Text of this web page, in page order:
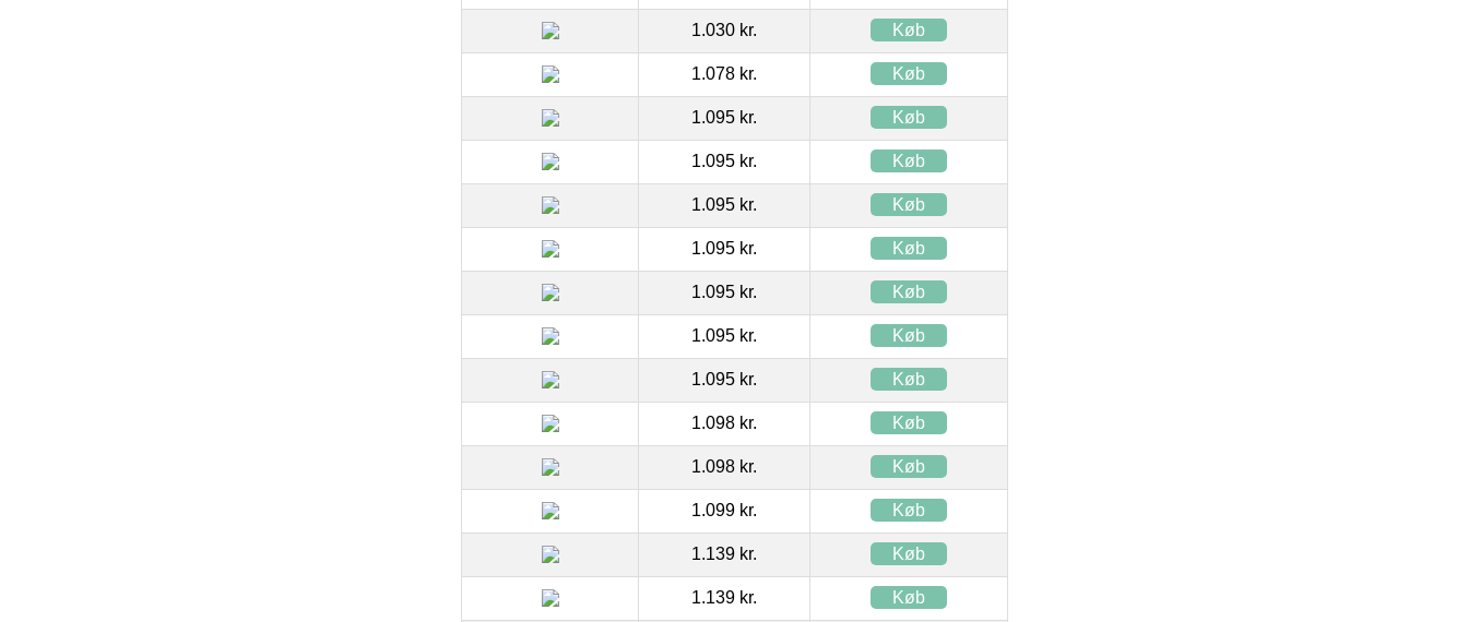
1.030 kr. Køb
1.078 kr. Køb
1.095 kr. Køb
1.095 kr. Køb
1.095 kr. Køb
1.095 kr. Køb
1.095 kr. Køb
1.095 kr. Køb
1.095 kr. Køb
1.098 kr. Køb
1.098 kr. Køb
1.099 kr. Køb
1.139 kr. Køb
1.139 kr. Køb